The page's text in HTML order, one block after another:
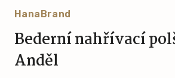
Bederní nahřívací
Anděl
HanaBrand